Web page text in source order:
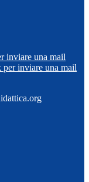
inviare una mail
inviare una mail